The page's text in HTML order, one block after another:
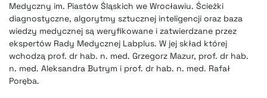
Medyczny im. Piastów Śląskich we Wrocławiu. Ścieżki
diagnostyczne, algorytmy sztucznej inteligencji oraz baza
wiedzy medycznej są weryfikowane i zatwierdzane przez
ekspertów Rady Medycznej Labplus. W jej skład której
wchodzą prof. dr hab. n. med. Grzegorz Mazur, prof. dr hab.
n. med. Aleksandra Butrym i prof. dr hab. n. med. Rafał
Poręba.